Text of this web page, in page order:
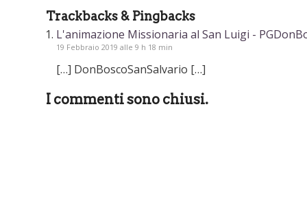
Trackbacks & Pingbacks
L'animazione Missionaria al San Luigi -
19 Febbraio 2019 alle 9 h 18 min
[…] DonBoscoSanSalvario […]
I commenti sono chiusi.